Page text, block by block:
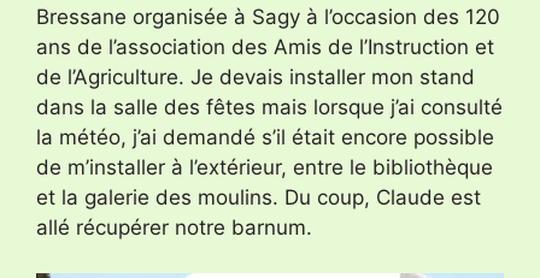
Bressane organisée à Sagy à l’occasion des 120
ans de l’association des Amis de l’Instruction et
de l’Agriculture. Je devais installer mon stand
dans la salle des fêtes mais lorsque j’ai consulté
la météo, j’ai demandé s’il était encore possible
de m’installer à l’extérieur, entre le bibliothèque
et la galerie des moulins. Du coup, Claude est
allé récupérer notre barnum.